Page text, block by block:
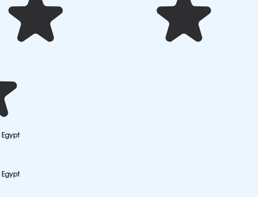
Egypt
Egypt